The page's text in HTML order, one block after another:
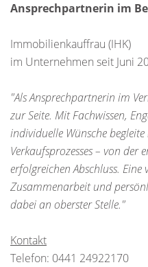
Ansprechpartnerin im
Immobilienkauffrau (IHK)
im Unternehmen seit Juni
"Als Ansprechpartnerin im
zur Seite. Mit Fachwissen,
individuelle Wünsche
Verkaufsprozesses – von der
erfolgreichen Abschluss. Eine
Zusammenarbeit und
dabei an oberster Stelle."
Kontakt
Telefon: 0441 24922170